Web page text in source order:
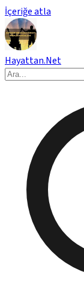
İçeriğe atla
Hayattan.Net